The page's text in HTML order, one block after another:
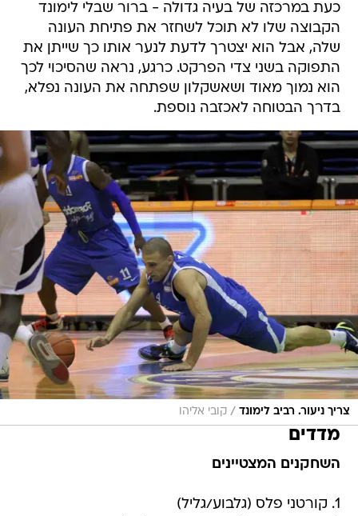
כעת במרכזה של בעיה גדולה - ברור שבלי לימונד
הקבוצה שלו לא תוכל לשחזר את פתיחת העונה
שלה, אבל הוא יצטרך לדעת לנער אותו כך שייתן את
התפוקה בשני צדי הפרקט. כרגע, נראה שהסיכוי לכך
הוא נמוך מאוד ושאשקלון שפתחה את העונה נפלא,
בדרך הבטוחה לאכזבה נוספת.
צריך ניעור. רביב לימונד / קובי אליהו
מדדים
השחקנים המצטיינים
1. קורטני פלס (גלבוע/גליל)